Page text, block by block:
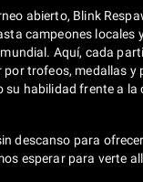
abierto, Blink
campeones locales
Aquí, cada
trofeos, medallas y
su habilidad frente a la
descanso para
esperar para verte